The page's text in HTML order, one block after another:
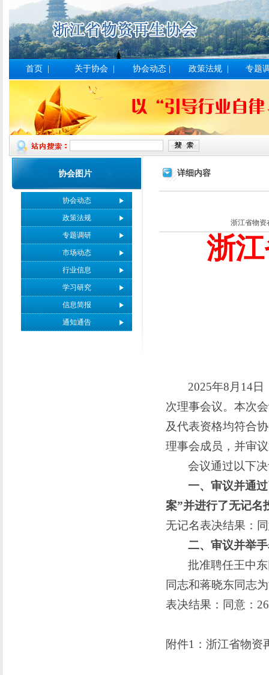
首页 关于协会 协会动态 政策法规 专题
协会图片
协会动态
政策法规
专题调研
市场动态
行业信息
学习研究
信息简报
通知通告
详细内容
浙江省物资
浙
2025年8月14
次理事会议。本次
及代表资格均符合
理事会成员，并审
会议通过以下
一、审议并通
案”并进行了无记名
无记名表决结果：
二、审议并举
批准聘任王中
同志和蒋晓东同志
表决结果：同意：
附件1：浙江省物资